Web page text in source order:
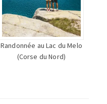
Randonnée au Lac du Melo
(Corse du Nord)